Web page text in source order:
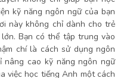
kỹ năng ngôn ngữ của bạn
này không chỉ dành cho trẻ
Bạn có thể tập trung vào
chí là cách sử dụng ngôn
nâng cao kỹ năng ngôn ngữ
việc học tiếng Anh một cách